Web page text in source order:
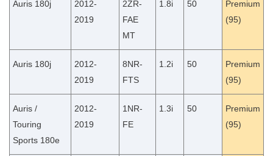
Auris 180j
2012-
2019
2ZR-
FAE
MT
1.8i 50
Premium
(95)
Auris 180j
2012-
2019
8NR-
FTS
1.2i 50
Premium
(95)
Auris /
Touring
Sports 180e
2012-
2019
1NR-
FE
1.3i 50
Premium
(95)